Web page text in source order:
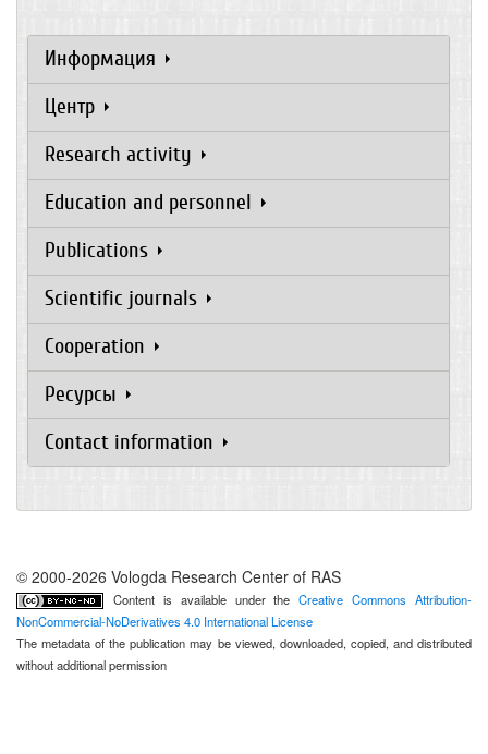
Информация
Центр
Research activity
Education and personnel
Publications
Scientific journals
Cooperation
Ресурсы
Contact information
© 2000-2026 Vologda Research Center of RAS
Content is available under theCreative Commons Attribution-
NonCommercial-NoDerivatives 4.0 International License
The metadata of the publication may be viewed, downloaded, copied, and distributed
without additional permission